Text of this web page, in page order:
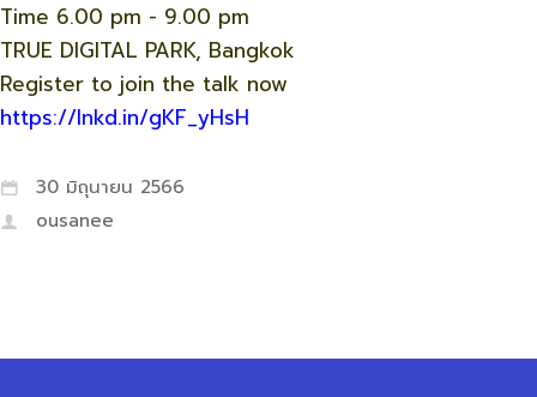
Time 6.00 pm - 9.00 pm
TRUE DIGITAL PARK, Bangkok
Register to join the talk now
https://lnkd.in/gKF_yHsH
30 มิถุนายน 2566
ousanee